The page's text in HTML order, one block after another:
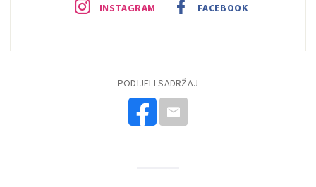
INSTAGRAM FACEBOOK
PODIJELI SADRŽAJ